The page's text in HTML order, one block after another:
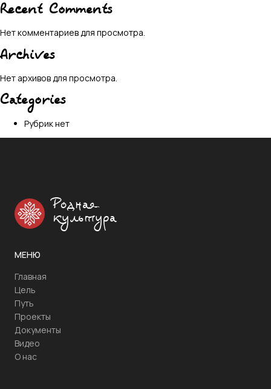
Recent Comments
Нет комментариев для просмотра.
Archives
Нет архивов для просмотра.
Categories
Рубрик нет
Родная
культура
МЕНЮ
Главная
Цель
Путь
Проекты
Документы
Видео
О нас